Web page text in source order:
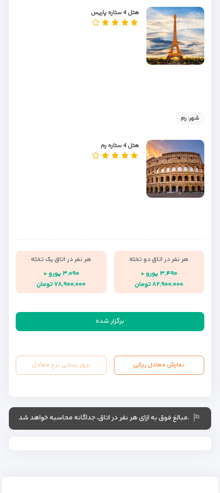
هتل 4 ستاره پاریس
شهر: رم
هتل 4 ستاره رم
هر نفر در اتاق دو تخته
۳,۴۹۰ یورو +
۸۲,۹۰۰,۰۰۰ تومان
هر نفر در اتاق یک تخته
۳,۰۹۰ یورو +
۷۸,۹۰۰,۰۰۰ تومان
برگزار شده
نمایش معادل ریالی بروز رسانی نرخ معادل
.مبالغ فوق به ازای هر نفر در اتاق، جداگانه محاسبه خواهد شد